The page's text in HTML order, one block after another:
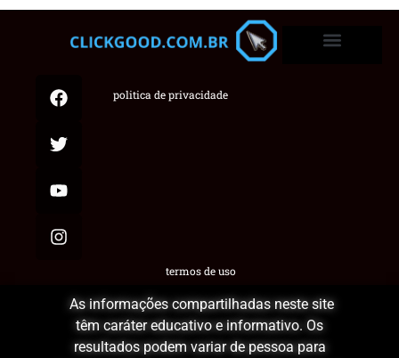
termos de uso
politica de privacidade
As informações compartilhadas neste site
têm caráter educativo e informativo. Os
resultados podem variar de pessoa para